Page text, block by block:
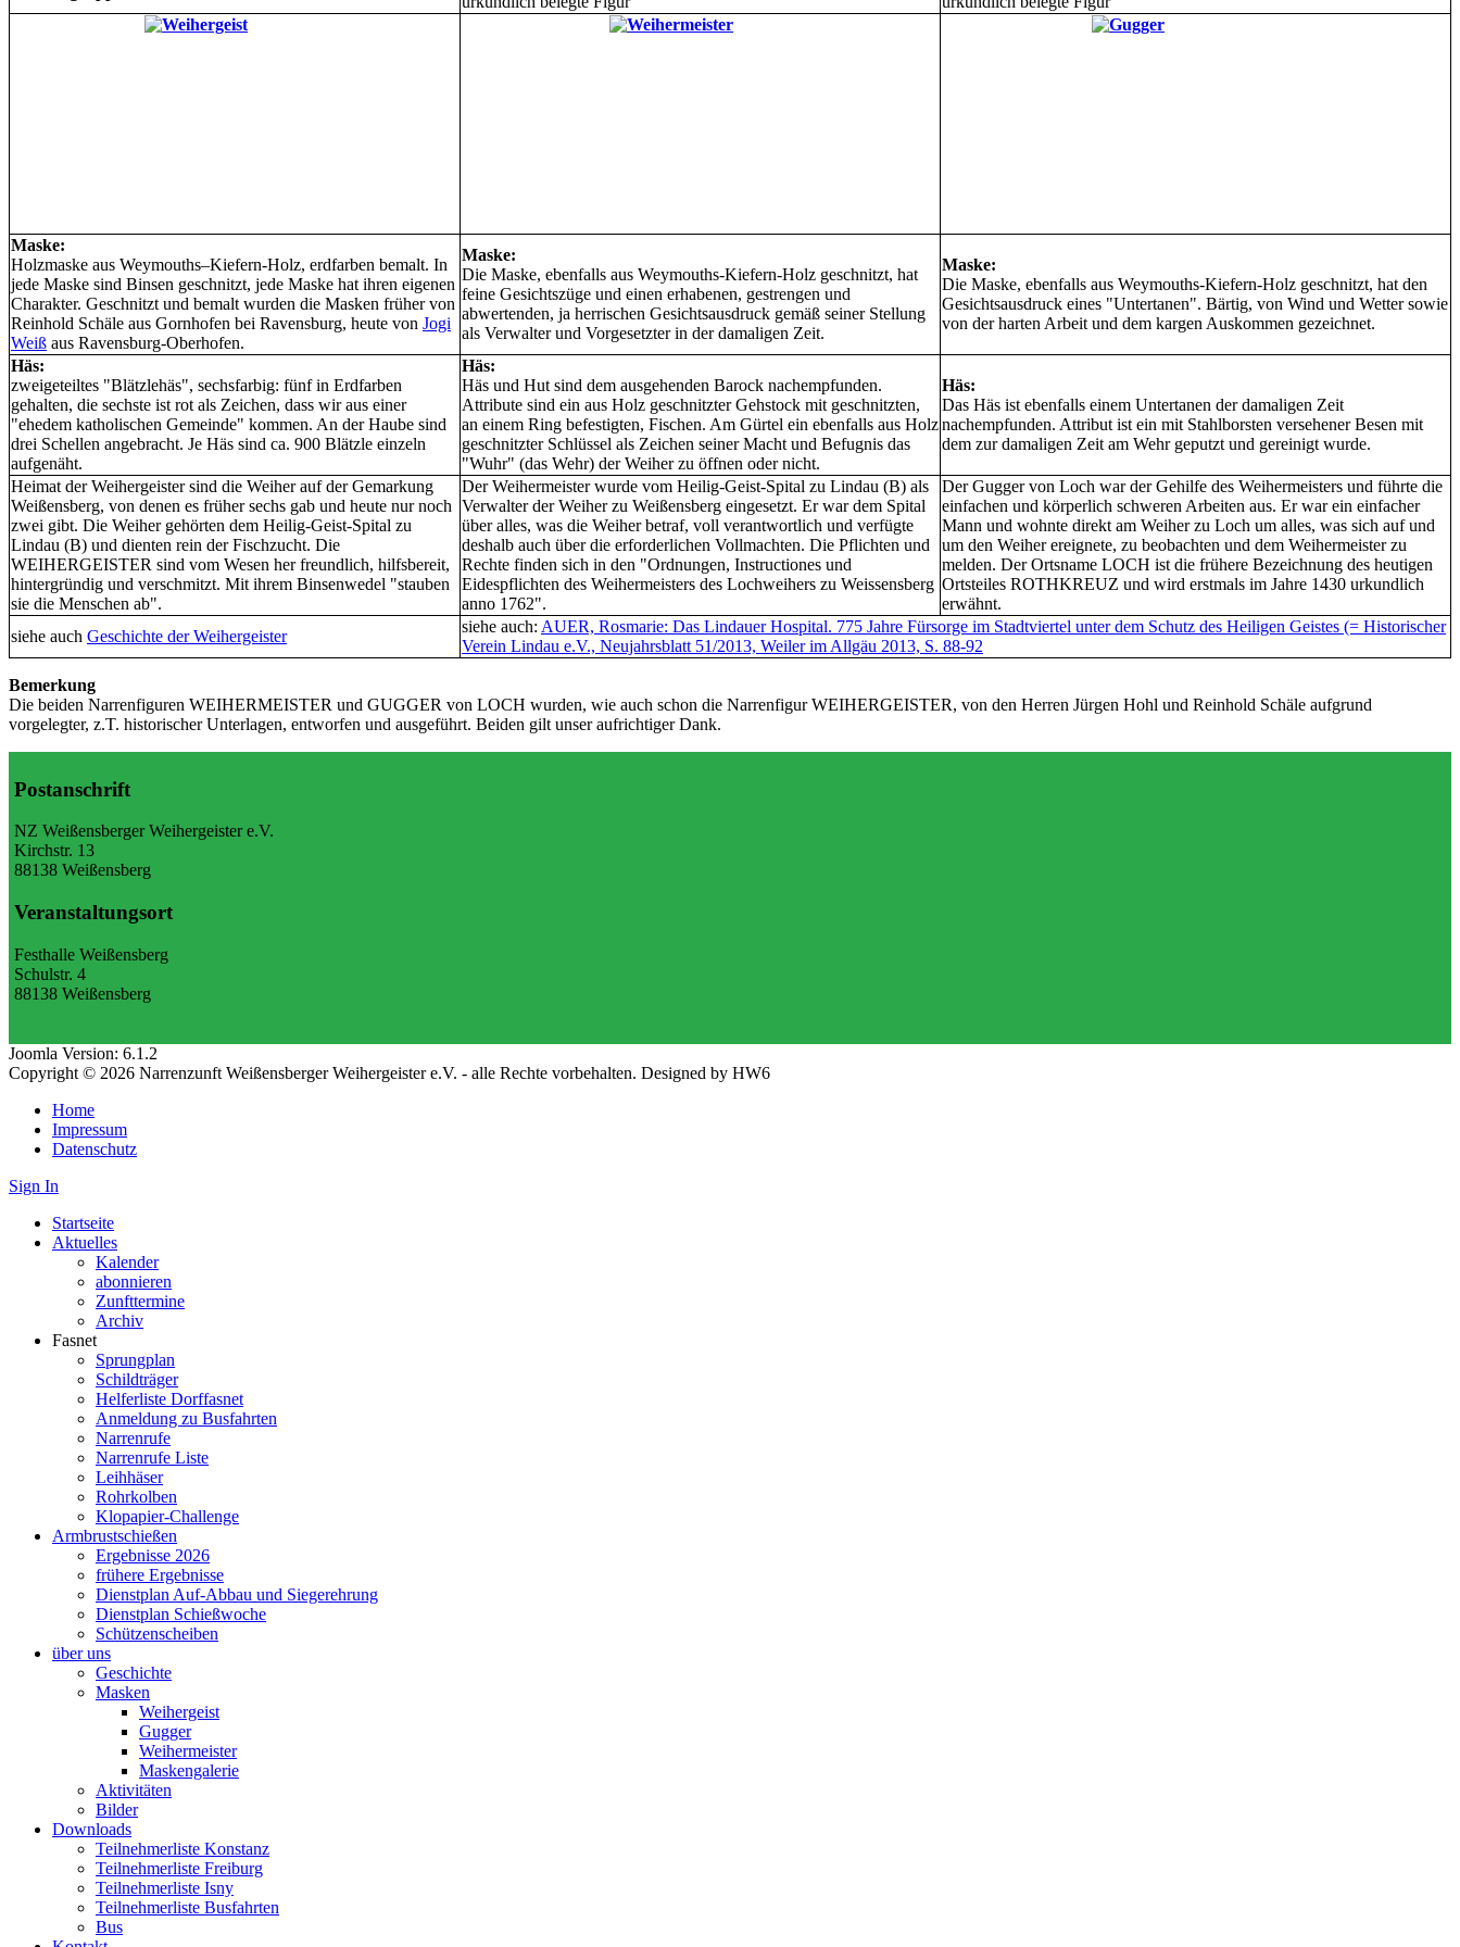
Maske:
Holzmaske aus Weymouths–Kiefern-Holz, erdfarben bemalt. In
jede Maske sind Binsen geschnitzt, jede Maske hat ihren eigenen
Charakter. Geschnitzt und bemalt wurden die Masken früher von
Reinhold Schäle aus Gornhofen bei Ravensburg, heute von Jogi
Weiß aus Ravensburg-Oberhofen.
Maske:
Die Maske, ebenfalls aus Weymouths-Kiefern-Holz geschnitzt, hat
feine Gesichtszüge und einen erhabenen, gestrengen und
abwertenden, ja herrischen Gesichtsausdruck gemäß seiner Stellung
als Verwalter und Vorgesetzter in der damaligen Zeit.
Maske:
Die Maske, ebenfalls aus Weymouths-Kiefern-Holz geschnitzt, hat den
Gesichtsausdruck eines "Untertanen". Bärtig, von Wind und Wetter sowie
von der harten Arbeit und dem kargen Auskommen gezeichnet.
Häs:
zweigeteiltes "Blätzlehäs", sechsfarbig: fünf in Erdfarben
gehalten, die sechste ist rot als Zeichen, dass wir aus einer
"ehedem katholischen Gemeinde" kommen. An der Haube sind
drei Schellen angebracht. Je Häs sind ca. 900 Blätzle einzeln
aufgenäht.
Häs:
Häs und Hut sind dem ausgehenden Barock nachempfunden.
Attribute sind ein aus Holz geschnitzter Gehstock mit geschnitzten,
an einem Ring befestigten, Fischen. Am Gürtel ein ebenfalls aus Holz
geschnitzter Schlüssel als Zeichen seiner Macht und Befugnis das
"Wuhr" (das Wehr) der Weiher zu öffnen oder nicht.
Häs:
Das Häs ist ebenfalls einem Untertanen der damaligen Zeit
nachempfunden. Attribut ist ein mit Stahlborsten versehener Besen mit
dem zur damaligen Zeit am Wehr geputzt und gereinigt wurde.
Heimat der Weihergeister sind die Weiher auf der Gemarkung
Weißensberg, von denen es früher sechs gab und heute nur noch
zwei gibt. Die Weiher gehörten dem Heilig-Geist-Spital zu
Lindau (B) und dienten rein der Fischzucht. Die
WEIHERGEISTER sind vom Wesen her freundlich, hilfsbereit,
hintergründig und verschmitzt. Mit ihrem Binsenwedel "stauben
sie die Menschen ab".
Der Weihermeister wurde vom Heilig-Geist-Spital zu Lindau (B) als
Verwalter der Weiher zu Weißensberg eingesetzt. Er war dem Spital
über alles, was die Weiher betraf, voll verantwortlich und verfügte
deshalb auch über die erforderlichen Vollmachten. Die Pflichten und
Rechte finden sich in den "Ordnungen, Instructiones und
Eidespflichten des Weihermeisters des Lochweihers zu Weissensberg
anno 1762".
Der Gugger von Loch war der Gehilfe des Weihermeisters und führte die
einfachen und körperlich schweren Arbeiten aus. Er war ein einfacher
Mann und wohnte direkt am Weiher zu Loch um alles, was sich auf und
um den Weiher ereignete, zu beobachten und dem Weihermeister zu
melden. Der Ortsname LOCH ist die frühere Bezeichnung des heutigen
Ortsteiles ROTHKREUZ und wird erstmals im Jahre 1430 urkundlich
erwähnt.
siehe auch Geschichte der Weihergeister
siehe auch: AUER, Rosmarie: Das Lindauer Hospital. 775 Jahre Fürsorge im Stadtviertel unter dem Schutz des Heiligen Geistes (= Historischer
Verein Lindau e.V., Neujahrsblatt 51/2013, Weiler im Allgäu 2013, S. 88-92
Bemerkung
Die beiden Narrenfiguren WEIHERMEISTER und GUGGER von LOCH wurden, wie auch schon die Narrenfigur WEIHERGEISTER, von den Herren Jürgen Hohl und Reinhold Schäle aufgrund
vorgelegter, z.T. historischer Unterlagen, entworfen und ausgeführt. Beiden gilt unser aufrichtiger Dank.
Postanschrift
NZ Weißensberger Weihergeister e.V.
Kirchstr. 13
88138 Weißensberg
Veranstaltungsort
Festhalle Weißensberg
Schulstr. 4
88138 Weißensberg
Joomla Version: 6.1.2
Copyright © 2026 Narrenzunft Weißensberger Weihergeister e.V. - alle Rechte vorbehalten. Designed by HW6
Home
Impressum
Datenschutz
Sign In
Startseite
Aktuelles
Kalender
abonnieren
Zunfttermine
Archiv
Fasnet
Sprungplan
Schildträger
Helferliste Dorffasnet
Anmeldung zu Busfahrten
Narrenrufe
Narrenrufe Liste
Leihhäser
Rohrkolben
Klopapier-Challenge
Armbrustschießen
Ergebnisse 2026
frühere Ergebnisse
Dienstplan Auf-Abbau und Siegerehrung
Dienstplan Schießwoche
Schützenscheiben
über uns
Geschichte
Masken
Weihergeist
Gugger
Weihermeister
Maskengalerie
Aktivitäten
Bilder
Downloads
Teilnehmerliste Konstanz
Teilnehmerliste Freiburg
Teilnehmerliste Isny
Teilnehmerliste Busfahrten
Bus